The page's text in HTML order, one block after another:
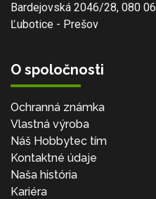
Bardejovská 2046/28, 080 06
Ľubotice - Prešov
O spoločnosti
Ochranná známka
Vlastná výroba
Náš Hobbytec tím
Kontaktné údaje
Naša história
Kariéra